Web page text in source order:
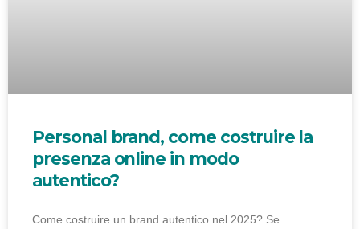
Personal brand, come costruire la
presenza online in modo
autentico?
Come costruire un brand autentico nel 2025? Se